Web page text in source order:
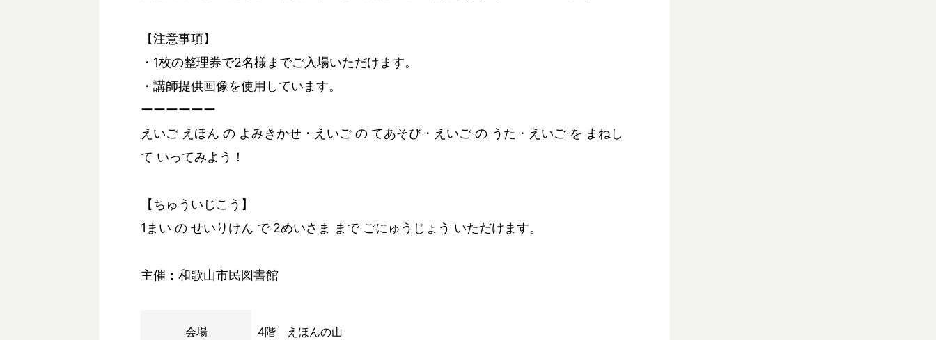
【注意事項】
・1枚の整理券で2名様までご入場いただけます。
・講師提供画像を使用しています。
ーーーーーー
えいご えほん の よみきかせ・えいご の てあそび・えいご の うた・えいご を まねし
て いってみよう！
【ちゅういじこう】
1まい の せいりけん で 2めいさま まで ごにゅうじょう いただけます。
主催：和歌山市民図書館
会場 4階 えほんの山